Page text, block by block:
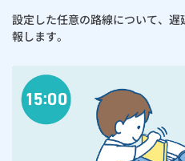
設定した任意の路線について、
報します。